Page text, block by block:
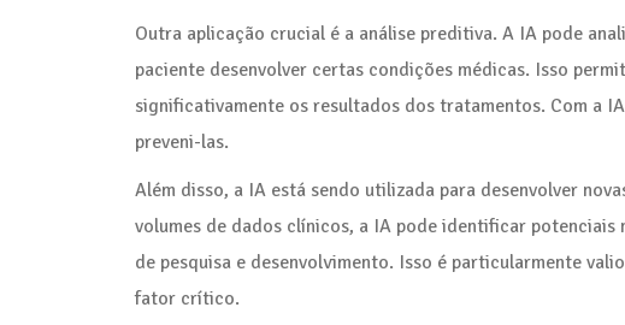
Outra aplicação crucial é a análise preditiva. A IA pode
paciente desenvolver certas condições médicas. Isso
significativamente os resultados dos tratamentos. Com a
preveni-las.
Além disso, a IA está sendo utilizada para desenvolver
volumes de dados clínicos, a IA pode identificar
de pesquisa e desenvolvimento. Isso é particularmente
fator crítico.